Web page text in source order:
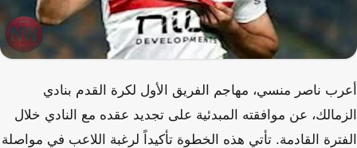
أعرب ناصر منسي، مهاجم الفريق الأول لكرة القدم بنادي
الزمالك، عن موافقته المبدئية على تجديد عقده مع النادي خلال
الفترة القادمة. تأتي هذه الخطوة تأكيداً لرغبة اللاعب في مواصلة